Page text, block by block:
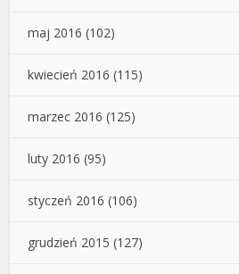
maj 2016 (102)
kwiecień 2016 (115)
marzec 2016 (125)
luty 2016 (95)
styczeń 2016 (106)
grudzień 2015 (127)